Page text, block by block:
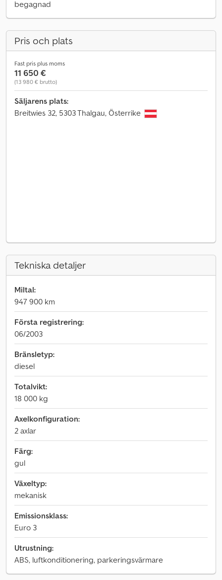
begagnad
Pris och plats
Fast pris plus moms
11 650 €
(13 980 € brutto)
Säljarens plats:
Breitwies 32, 5303 Thalgau, Österrike
Tekniska detaljer
Miltal:
947 900 km
Första registrering:
06/2003
Bränsletyp:
diesel
Totalvikt:
18 000 kg
Axelkonfiguration:
2 axlar
Färg:
gul
Växeltyp:
mekanisk
Emissionsklass:
Euro 3
Utrustning:
ABS, luftkonditionering, parkeringsvärmare